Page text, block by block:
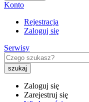
Konto
Rejestracja
Zaloguj się
Serwisy
Zaloguj się
Zarejestruj się